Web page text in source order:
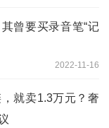
曾要买录音笔“记
2022-11-16
就卖1.3万元？奢